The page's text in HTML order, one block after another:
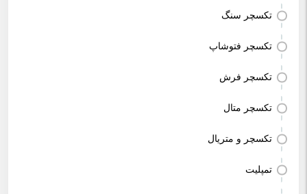
تکسچر سنگ
تکسچر فتوشاپ
تکسچر فرش
تکسچر متال
تکسچر و متریال
تمپلیت